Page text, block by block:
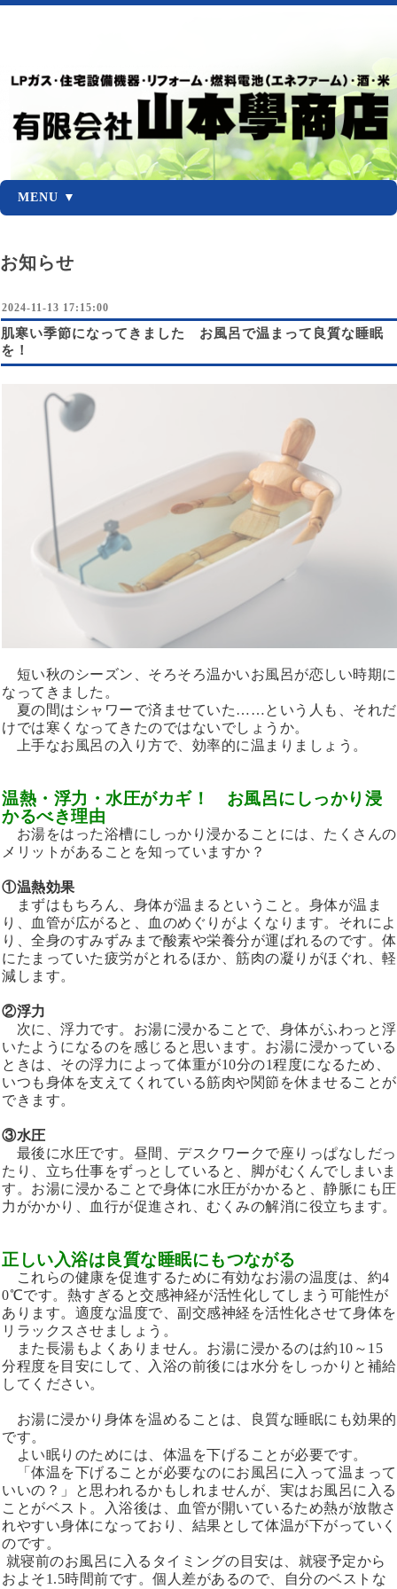
MENU ▼
お知らせ
2024-11-13 17:15:00
肌寒い季節になってきました お風呂で温まって良質な睡眠
を！
短い秋のシーズン、そろそろ温かいお風呂が恋しい時期に
なってきました。
夏の間はシャワーで済ませていた……という人も、それだ
けでは寒くなってきたのではないでしょうか。
上手なお風呂の入り方で、効率的に温まりましょう。
温熱・浮力・水圧がカギ！ お風呂にしっかり浸
かるべき理由
お湯をはった浴槽にしっかり浸かることには、たくさんの
メリットがあることを知っていますか？
①温熱効果
まずはもちろん、身体が温まるということ。身体が温ま
り、血管が広がると、血のめぐりがよくなります。それによ
り、全身のすみずみまで酸素や栄養分が運ばれるのです。体
にたまっていた疲労がとれるほか、筋肉の凝りがほぐれ、軽
減します。
②浮力
次に、浮力です。お湯に浸かることで、身体がふわっと浮
いたようになるのを感じると思います。お湯に浸かっている
ときは、その浮力によって体重が10分の1程度になるため、
いつも身体を支えてくれている筋肉や関節を休ませることが
できます。
③水圧
最後に水圧です。昼間、デスクワークで座りっぱなしだっ
たり、立ち仕事をずっとしていると、脚がむくんでしまいま
す。お湯に浸かることで身体に水圧がかかると、静脈にも圧
力がかかり、血行が促進され、むくみの解消に役立ちます。
正しい入浴は良質な睡眠にもつながる
これらの健康を促進するために有効なお湯の温度は、約4
0℃です。熱すぎると交感神経が活性化してしまう可能性が
あります。適度な温度で、副交感神経を活性化させて身体を
リラックスさせましょう。
また長湯もよくありません。お湯に浸かるのは約10～15
分程度を目安にして、入浴の前後には水分をしっかりと補給
してください。
お湯に浸かり身体を温めることは、良質な睡眠にも効果的
です。
よい眠りのためには、体温を下げることが必要です。
「体温を下げることが必要なのにお風呂に入って温まって
いいの？」と思われるかもしれませんが、実はお風呂に入る
ことがベスト。入浴後は、血管が開いているため熱が放散さ
れやすい身体になっており、結果として体温が下がっていく
のです。
就寝前のお風呂に入るタイミングの目安は、就寝予定から
およそ1.5時間前です。個人差があるので、自分のベストな